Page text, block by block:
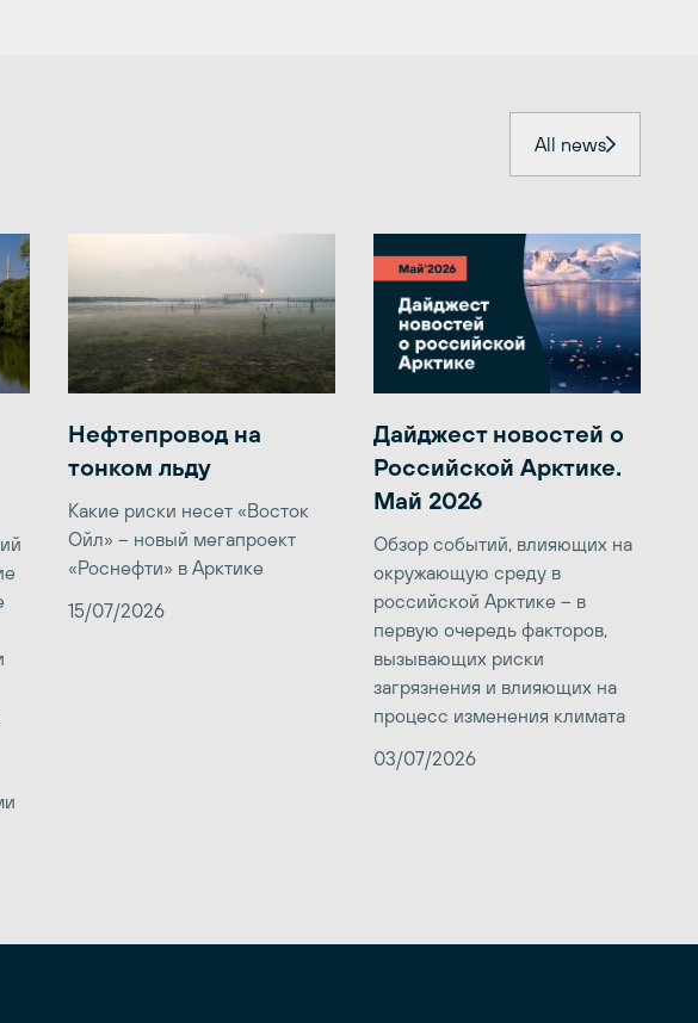
All news
Нефтепровод на
тонком льду
Какие риски несет «Восток
Ойл» – новый мегапроект
«Роснефти» в Арктике
15/07/2026
Дайджест новостей о
Российской Арктике.
Май 2026
Обзор событий, влияющих на
окружающую среду в
российской Арктике – в
первую очередь факторов,
вызывающих риски
загрязнения и влияющих на
процесс изменения климата
03/07/2026